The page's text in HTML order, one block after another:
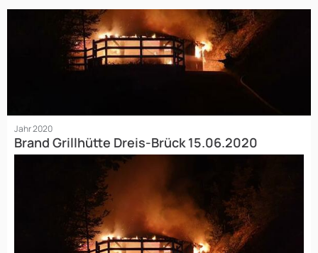
Jahr 2020
Brand Grillhütte Dreis-Brück 15.06.2020